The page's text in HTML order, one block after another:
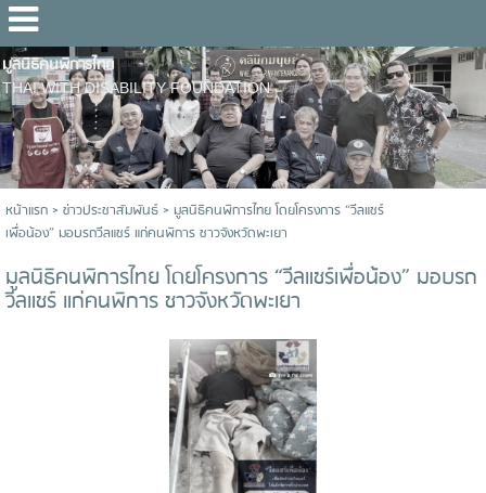
มูลนิธิคนพิการไทย
THAI WITH DISABILITY FOUNDATION
หน้าแรก> ข่าวประชาสัมพันธ์> มูลนิธิคนพิการไทย โดยโครงการ “วีลแชร์
เพื่อน้อง” มอบรถวีลแชร์ แก่คนพิการ ชาวจังหวัดพะเยา
มูลนิธิคนพิการไทย โดยโครงการ “วีลแชร์เพื่อน้อง” มอบรถ
วีลแชร์ แก่คนพิการ ชาวจังหวัดพะเยา